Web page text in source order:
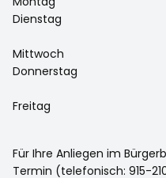
Dienstag
Mittwoch
Donnerstag
Freitag
Für Ihre Anliegen im
Termin (telefonisch: 915-